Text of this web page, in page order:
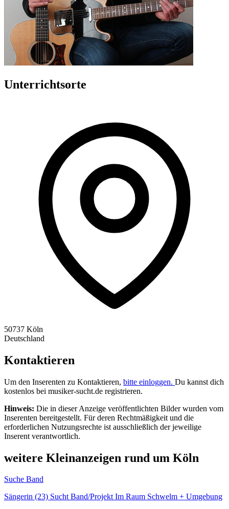
Unterrichtsorte
50737 Köln
Deutschland
Kontaktieren
Um den Inserenten zu Kontaktieren, bitte einloggen. Du kannst dich
kostenlos bei musiker-sucht.de registrieren.
Hinweis: Die in dieser Anzeige veröffentlichten Bilder wurden vom
Inserenten bereitgestellt. Für deren Rechtmäßigkeit und die
erforderlichen Nutzungsrechte ist ausschließlich der jeweilige
Inserent verantwortlich.
weitere Kleinanzeigen rund um Köln
Suche Band
Sängerin (23) Sucht Band/Projekt Im Raum Schwelm + Umgebung